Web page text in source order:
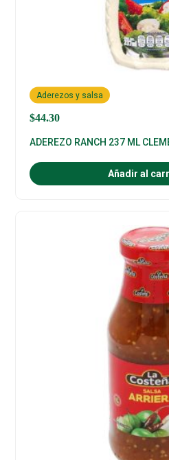
$44.30
Aderezos y salsa
ADEREZO RANCH 237 ML
Añadir al